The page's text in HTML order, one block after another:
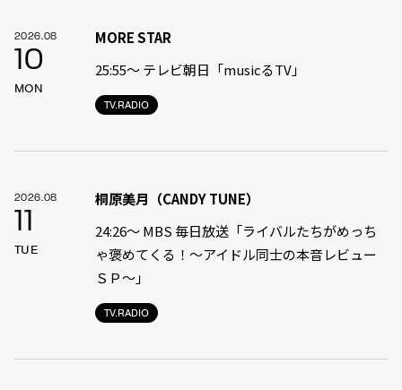
2026.08
10
MON
TV.RADIO
MORE STAR
25:55〜 テレビ朝日「musicるTV」
2026.08
11
TUE
TV.RADIO
桐原美月（CANDY TUNE）
24:26〜 MBS 毎日放送「ライバルたちがめっち
ゃ褒めてくる！〜アイドル同士の本音レビュー
ＳＰ〜」